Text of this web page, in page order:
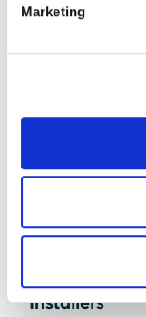
Marketing
Solar panels
Batteries
Heat pumps
Installers